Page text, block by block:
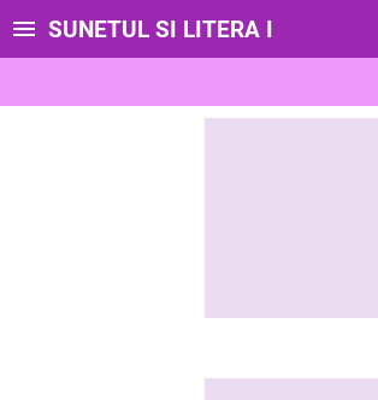
SUNETUL SI LITERA I